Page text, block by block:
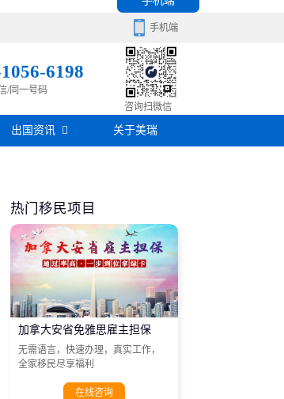
手机端
6198
/同一号码
咨询扫微信
询
出国资讯
移民百科
房产知识
移民问答
关于美瑞
热门移民项目
加拿大安省免雅思雇主担保
无需语言，快速办理，真实工作，
全家移民尽享福利
在线咨询